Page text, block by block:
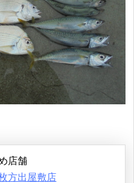
店舗
方出屋敷店